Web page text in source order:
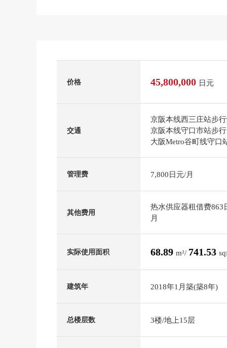
价格 45,800,000 日元
交通
京阪本线西三庄站步
京阪本线守口市站步
大阪Metro谷町线守口
管理费 7,800日元/月
其他费用
热水供应器租借费863
月
实际使用面积 68.89 m²/ 741.53
建筑年 2018年1月築(築8年)
总楼层数 3楼/地上15层